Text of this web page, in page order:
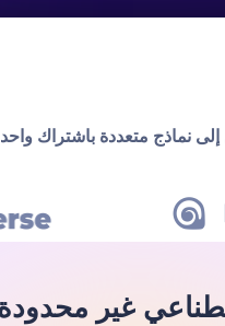
نماذج متعددة باشتراك واحد